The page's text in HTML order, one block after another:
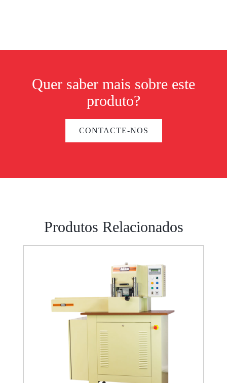
Quer saber mais sobre este
produto?
CONTACTE-NOS
Produtos Relacionados